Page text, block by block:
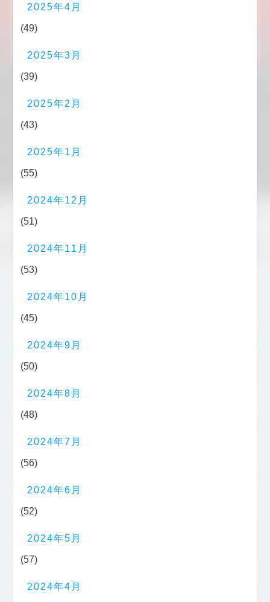
2025年4月
(49)
2025年3月
(39)
2025年2月
(43)
2025年1月
(55)
2024年12月
(51)
2024年11月
(53)
2024年10月
(45)
2024年9月
(50)
2024年8月
(48)
2024年7月
(56)
2024年6月
(52)
2024年5月
(57)
2024年4月